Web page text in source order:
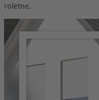
roletne.